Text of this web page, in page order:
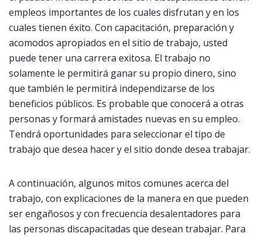
empleos importantes de los cuales disfrutan y en los
cuales tienen éxito. Con capacitación, preparación y
acomodos apropiados en el sitio de trabajo, usted
puede tener una carrera exitosa. El trabajo no
solamente le permitirá ganar su propio dinero, sino
que también le permitirá independizarse de los
beneficios públicos. Es probable que conocerá a otras
personas y formará amistades nuevas en su empleo.
Tendrá oportunidades para seleccionar el tipo de
trabajo que desea hacer y el sitio donde desea trabajar.
A continuación, algunos mitos comunes acerca del
trabajo, con explicaciones de la manera en que pueden
ser engañosos y con frecuencia desalentadores para
las personas discapacitadas que desean trabajar. Para